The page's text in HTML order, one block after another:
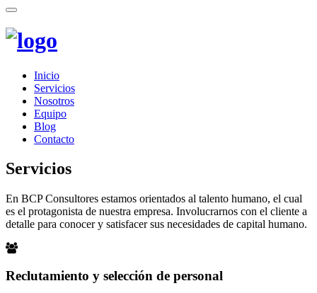
Toggle
Inicio
Servicios
Nosotros
Equipo
Blog
Contacto
Servicios
En BCP Consultores estamos orientados al talento humano, el cual
es el protagonista de nuestra empresa. Involucrarnos con el cliente a
detalle para conocer y satisfacer sus necesidades de capital humano.
Reclutamiento y selección de personal